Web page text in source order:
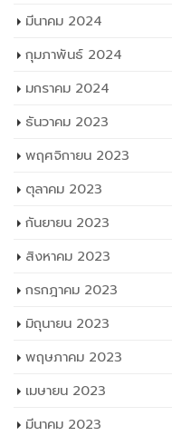
มีนาคม 2024
กุมภาพันธ์ 2024
มกราคม 2024
ธันวาคม 2023
พฤศจิกายน 2023
ตุลาคม 2023
กันยายน 2023
สิงหาคม 2023
กรกฎาคม 2023
มิถุนายน 2023
พฤษภาคม 2023
เมษายน 2023
มีนาคม 2023